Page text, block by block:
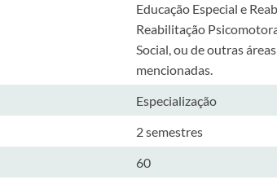
Educação Especial e
Reabilitação
Social, ou de outras
mencionadas.
​Especialização
​2 semestres
​60